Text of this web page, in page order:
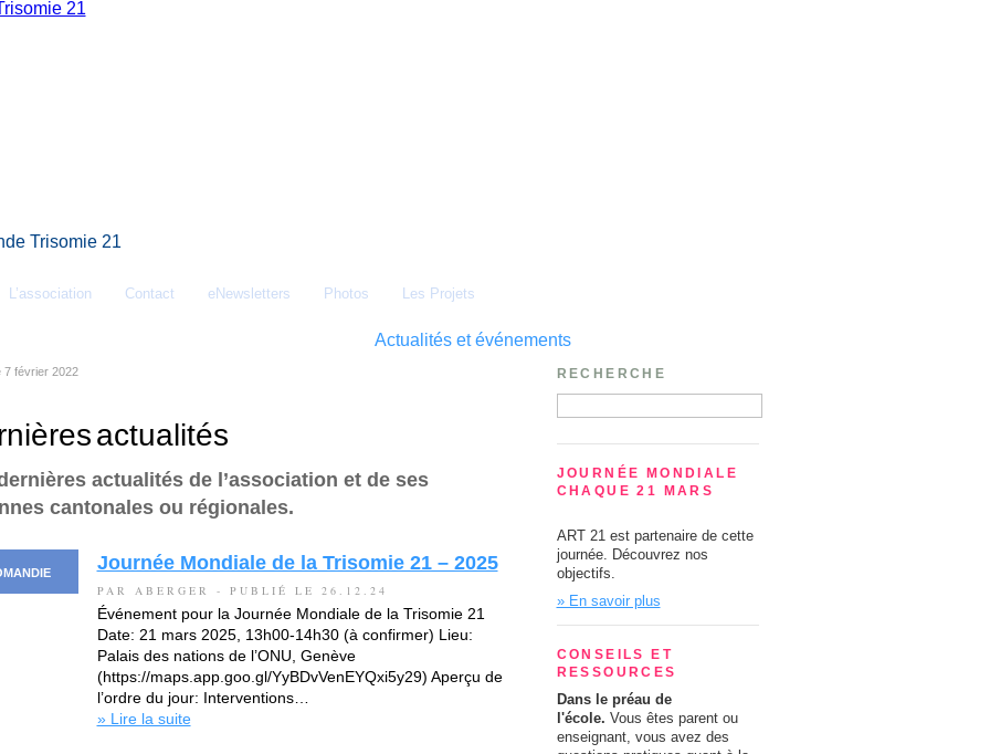
Trisomie 21
L’association Contact eNewsletters Photos Les Projets
Actualités et événements
7 février 2022
actualités
actualités de l’association et de ses
cantonales ou régionales.
Journée Mondiale de la Trisomie 21 – 2025
PAR ABERGER - PUBLIÉ LE 26.12.24
Événement pour la Journée Mondiale de la Trisomie 21
Date: 21 mars 2025, 13h00-14h30 (à confirmer) Lieu:
Palais des nations de l’ONU, Genève
(https://maps.app.goo.gl/YyBDvVenEYQxi5y29) Aperçu de
l’ordre du jour: Interventions…
» Lire la suite
RECHERCHE
JOURNÉE MONDIALE
CHAQUE 21 MARS
ART 21 est partenaire de cette
journée. Découvrez nos
objectifs.
» En savoir plus
CONSEILS ET
RESSOURCES
Dans le préau de
l'école. Vous êtes parent ou
enseignant, vous avez des